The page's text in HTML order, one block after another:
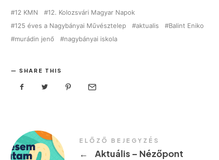
12 KMN
12. Kolozsvári Magyar Napok
125 éves a Nagybányai Művésztelep
aktualis
Balint Eniko
murádin jenő
nagybányai iskola
SHARE THIS
ELŐZŐ BEJEGYZÉS
←
Aktuális – Nézőpont